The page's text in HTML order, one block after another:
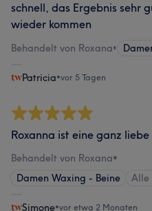
schnell, das Ergebnis sehr
wieder kommen
Behandelt von Roxana•
Patricia•vor 5 Tagen
Roxanna ist eine ganz
Behandelt von Roxana•
Damen Waxing - Beine
Alle
Simone•vor etwa 2 Monaten